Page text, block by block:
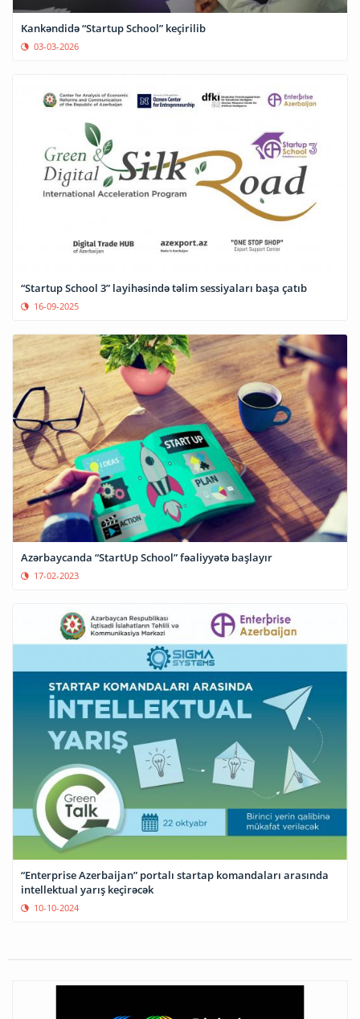
Kankəndidə “Startup School” keçirilib
03-03-2026
“Startup School 3” layihəsində təlim sessiyaları başa çatıb
16-09-2025
Azərbaycanda “StartUp School” fəaliyyətə başlayır
17-02-2023
“Enterprise Azerbaijan” portalı startap komandaları arasında
intellektual yarış keçirəcək
10-10-2024